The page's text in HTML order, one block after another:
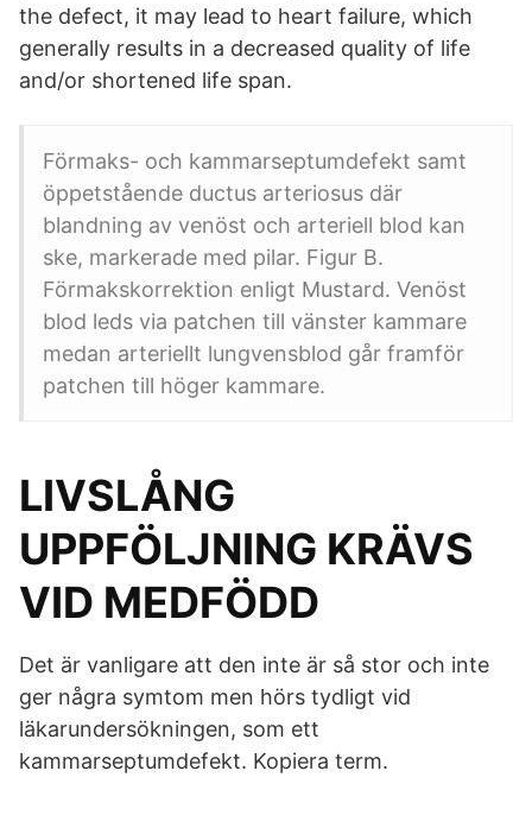
the defect, it may lead to heart failure, which
generally results in a decreased quality of life
and/or shortened life span.
Förmaks- och kammarseptumdefekt samt
öppetstående ductus arteriosus där
blandning av venöst och arteriell blod kan
ske, markerade med pilar. Figur B.
Förmakskorrektion enligt Mustard. Venöst
blod leds via patchen till vänster kammare
medan arteriellt lungvensblod går framför
patchen till höger kammare.
LIVSLÅNG
UPPFÖLJNING KRÄVS
VID MEDFÖDD
Det är vanligare att den inte är så stor och inte
ger några symtom men hörs tydligt vid
läkarundersökningen, som ett
kammarseptumdefekt. Kopiera term.